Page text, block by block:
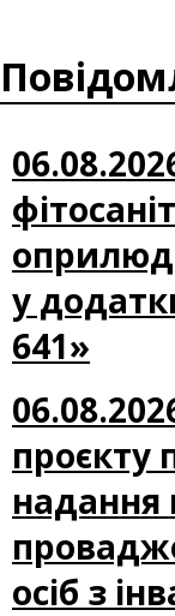
у
641»
проєкту
надання
осіб з